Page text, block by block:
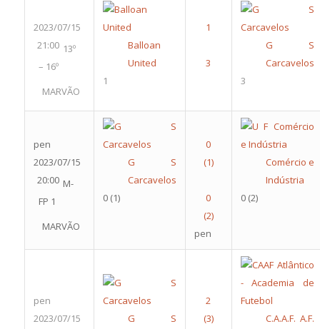
2023/07/15
21:00 13º
– 16º
MARVÃO
Balloan
United
1
G S
Carcavelos
3
pen
2023/07/15
20:00 M-
FP 1
MARVÃO
G S
Carcavelos
0 (1)
pen
Comércio e
Indústria
0 (2)
pen
2023/07/15
G S
C.A.A.F. A.F.